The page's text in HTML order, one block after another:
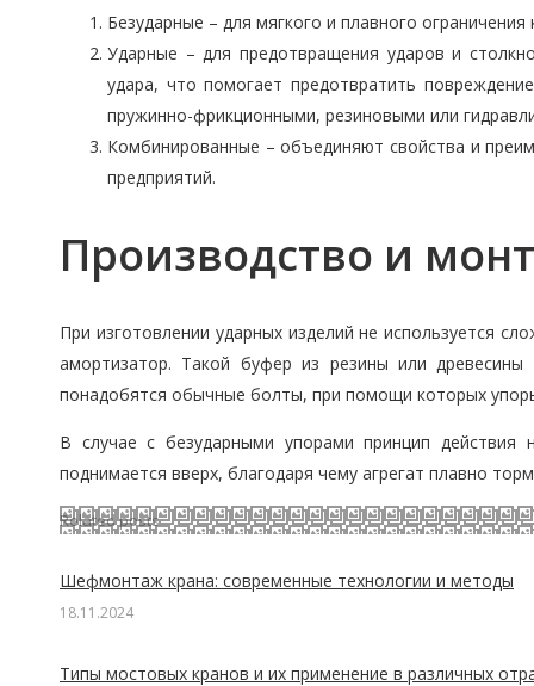
Безударные – для мягкого и плавного
Ударные – для предотвращения ударов и
удара, что помогает предотвратить
пружинно-фрикционными, резиновыми или
Комбинированные – объединяют свойства и
предприятий.
Производство и
При изготовлении ударных изделий не используется
амортизатор. Такой буфер из резины или
понадобятся обычные болты, при помощи которых
В случае с безударными упорами принцип действия
поднимается вверх, благодаря чему агрегат плавно
Related posts
Шефмонтаж крана: современные технологии и методы
18.11.2024
Типы мостовых кранов и их применение в различных